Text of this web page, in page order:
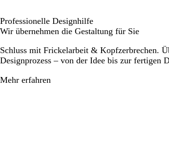
Professionelle Designhilfe
Wir übernehmen die Gestaltung für Sie
Schluss mit Frickelarbeit & Kopfzerbrechen.
Designprozess – von der Idee bis zur fertigen
Mehr erfahren